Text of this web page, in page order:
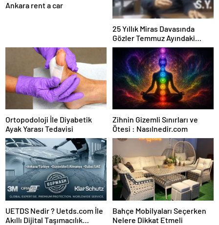
Ankara rent a car
25 Yıllık Miras Davasında
Gözler Temmuz Ayındaki
Karar Duruşmasına Çevrildi
Ortopodoloji İle Diyabetik
Ayak Yarası Tedavisi
Zihnin Gizemli Sınırları ve
Ötesi : Nasılnedir.com
UETDS Nedir ? Uetds.com İle
Akıllı Dijital Taşımacılık
Bahçe Mobilyaları Seçerken
Nelere Dikkat Etmeli